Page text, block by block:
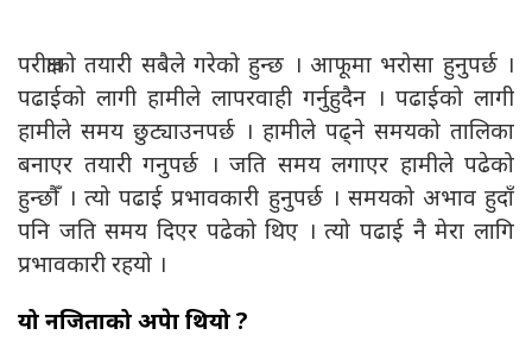
परीक्षाको तयारी सबैले गरेको हुन्छ । आफूमा भरोसा हुनुपर्छ ।
पढाईको लागी हामीले लापरवाही गर्नुहुदैन । पढाईको लागी
हामीले समय छुट्याउनपर्छ । हामीले पढ्ने समयको तालिका
बनाएर तयारी गनुपर्छ । जति समय लगाएर हामीले पढेको
हुन्छौँ । त्यो पढाई प्रभावकारी हुनुपर्छ । समयको अभाव हुदाँ
पनि जति समय दिएर पढेको थिए । त्यो पढाई नै मेरा लागि
प्रभावकारी रहयो ।
यो नजिताको अपेक्षा थियो ?